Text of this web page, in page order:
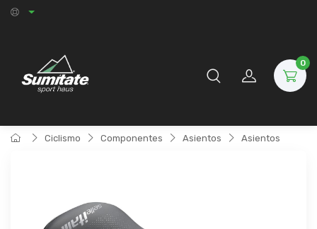
0
Ciclismo Componentes Asientos Asientos